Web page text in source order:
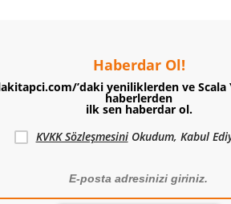
Haberdar Ol!
’daki yeniliklerden ve Scala
haberlerden
ilk sen haberdar ol.
KVKK SözleşmesiniOkudum, Kabul